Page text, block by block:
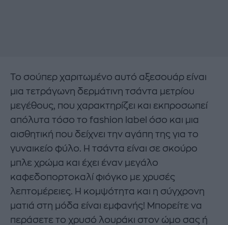
Το σούπερ χαριτωμένο αυτό αξεσουάρ είναι
μια τετράγωνη δερμάτινη τσάντα μετρίου
μεγέθους, που χαρακτηρίζει και εκπροσωπεί
απόλυτα τόσο το fashion label όσο και μια
αισθητική που δείχνει την αγάπη της για το
γυναικείο φύλο. Η τσάντα είναι σε σκούρο
μπλε χρώμα και έχει έναν μεγάλο
καφεδοπορτοκαλί φιόγκο με χρυσές
λεπτομέρειες. Η κομψότητα και η σύγχρονη
ματιά στη μόδα είναι εμφανής! Μπορείτε να
περάσετε το χρυσό λουράκι στον ώμο σας ή